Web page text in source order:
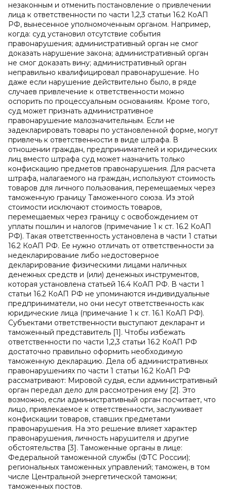
незаконным и отменить постановление о привлечении
лица к ответственности по части 1,2,3 статьи 16.2 КоАП
РФ, вынесенное уполномоченным органом. Например,
когда: суд установил отсутствие события
правонарушения; административный орган не смог
доказать нарушение закона; административный орган
не смог доказать вину; административный орган
неправильно квалифицировал правонарушение. Но
даже если нарушение действительно было, в ряде
случаев привлечение к ответственности можно
оспорить по процессуальным основаниям. Кроме того,
суд может признать административное
правонарушение малозначительным. Если не
задекларировать товары по установленной форме, могут
привлечь к ответственности в виде штрафа. В
отношении граждан, предпринимателей и юридических
лиц вместо штрафа суд может назначить только
конфискацию предметов правонарушения. Для расчета
штрафа, налагаемого на граждан, используют стоимость
товаров для личного пользования, перемещаемых через
таможенную границу Таможенного союза. Из этой
стоимости исключают стоимость товаров,
перемещаемых через границу с освобождением от
уплаты пошлин и налогов (примечание 1 к ст. 16.2 КоАП
РФ). Такая ответственность установлена в части 1 статьи
16.2 КоАП РФ. Ее нужно отличать от ответственности за
недекларирование либо недостоверное
декларирование физическими лицами наличных
денежных средств и (или) денежных инструментов,
которая установлена статьей 16.4 КоАП РФ. В части 1
статьи 16.2 КоАП РФ не упоминаются индивидуальные
предприниматели, но они несут ответственность как
юридические лица (примечание 1 к ст. 16.1 КоАП РФ).
Субъектами ответственности выступают декларант и
таможенный представитель [1]. Чтобы избежать
ответственности по части 1,2,3 статьи 16.2 КоАП РФ
достаточно правильно оформить необходимую
таможенную декларацию. Дела об административных
правонарушениях по части 1 статьи 16.2 КоАП РФ
рассматривают: Мировой судья, если административный
орган передал дело для рассмотрения ему [2]. Это
возможно, если административный орган посчитает, что
лицо, привлекаемое к ответственности, заслуживает
конфискации товаров, ставших предметами
правонарушения. На это решение влияет характер
правонарушения, личность нарушителя и другие
обстоятельства [3]. Таможенные органы в лице:
Федеральной таможенной службы (ФТС России);
региональных таможенных управлений; таможен, в том
числе Центральной энергетической таможни;
таможенных постов.